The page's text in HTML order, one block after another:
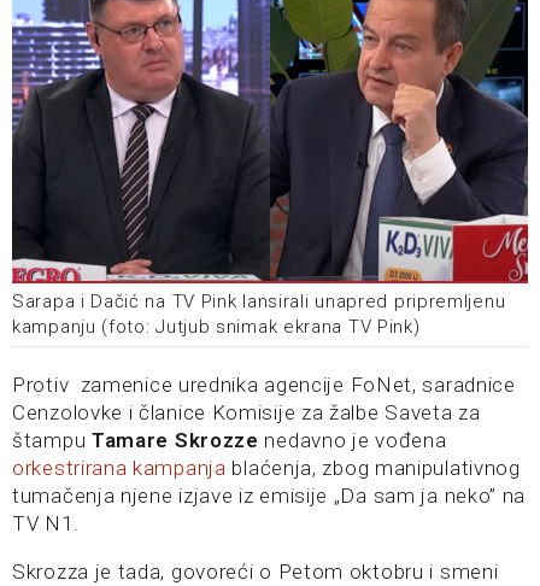
Sarapa i Dačić na TV Pink lansirali unapred pripremljenu
kampanju (foto: Jutjub snimak ekrana TV Pink)
Protiv zamenice urednika agencije FoNet, saradnice
Cenzolovke i članice Komisije za žalbe Saveta za
štampu Tamare Skrozze nedavno je vođena
orkestrirana kampanja blaćenja, zbog manipulativnog
tumačenja njene izjave iz emisije „Da sam ja neko” na
TV N1.
Skrozza je tada, govoreći o Petom oktobru i smeni